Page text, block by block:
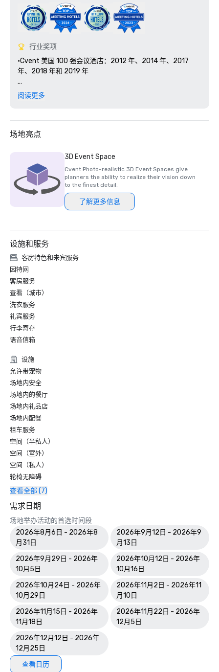
行业奖项
•Cvent 美国 100 强会议酒店：2012 年、2014 年、2017
年、2018 年和 2019 年
•TripAdvisor 卓越证书名人堂：2011 年、2012 年、2013
•乔治亚州酒店和住宿协会杰出宾客关系奖：2011 年和 2012
年
•世界旅游奖格鲁吉亚领先商务酒店（提名）：2021-2020
•在 TripAdvisor 的 7,500 多条评论中，有 4 星评级（满分 5
星）
•佐治亚州酒店和住宿协会的年度客房管理员奖：2018 年
•美国酒店及住宿协会颁发的大型地产类别客户关系行业之星
阅读更多
场地亮点
3D Event Space
Cvent Photo-realistic 3D Event Spaces give
planners the ability to realize their vision down
to the finest detail.
了解更多信息
设施和服务
客房特色和来宾服务
因特网
客房服务
查看（城市）
洗衣服务
礼宾服务
行李寄存
语音信箱
设施
允许带宠物
场地内安全
场地内的餐厅
场地内礼品店
场地内配餐
租车服务
空间（半私人）
空间（室外）
空间（私人）
轮椅无障碍
查看全部 (7)
需求日期
场地举办活动的首选时间段
2026年8月6日 - 2026年8
月31日
2026年9月12日 - 2026年9
月13日
2026年9月29日 - 2026年
10月5日
2026年10月12日 - 2026年
10月16日
2026年10月24日 - 2026年
10月29日
2026年11月2日 - 2026年11
月10日
2026年11月15日 - 2026年
11月18日
2026年11月22日 - 2026年
12月5日
2026年12月12日 - 2026年
12月25日
查看日历